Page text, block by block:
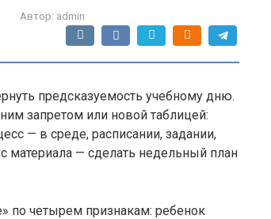
Автор: admin
предсказуемость учебному дню.
запретом или новой таблицей:
— в среде, расписании, задании,
материала — сделать недельный план
по четырем признакам: ребенок